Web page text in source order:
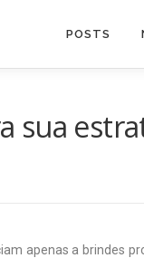
POSTS
sua
apenas a brindes